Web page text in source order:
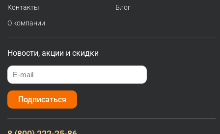
Контакты
О компании
Блог
Новости, акции и скидки
Подписаться